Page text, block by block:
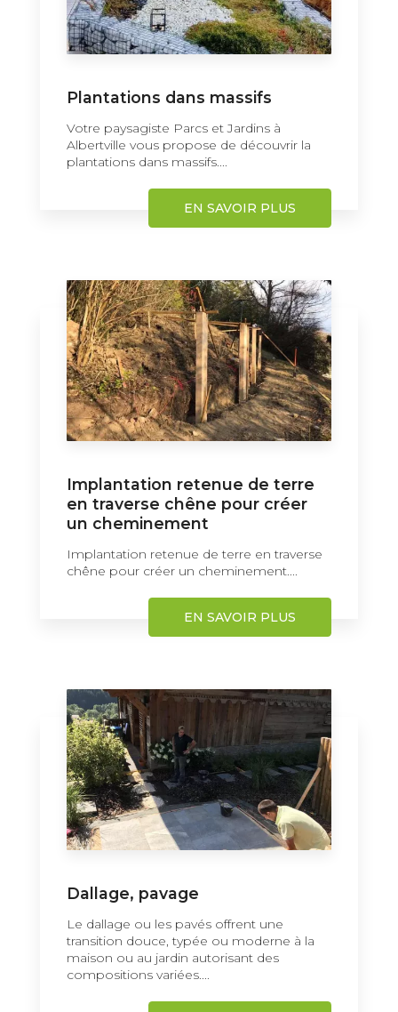
Plantations dans massifs
Votre paysagiste Parcs et Jardins à
Albertville vous propose de découvrir la
plantations dans massifs....
EN SAVOIR PLUS
Implantation retenue de terre
en traverse chêne pour créer
un cheminement
Implantation retenue de terre en traverse
chêne pour créer un cheminement....
EN SAVOIR PLUS
Dallage, pavage
Le dallage ou les pavés offrent une
transition douce, typée ou moderne à la
maison ou au jardin autorisant des
compositions variées....